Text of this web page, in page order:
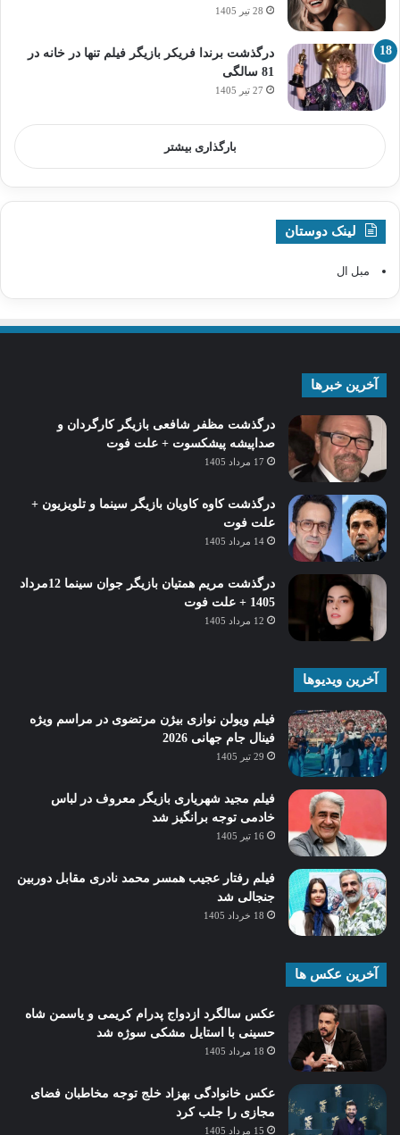
28 تیر 1405
درگذشت برندا فریکر بازیگر فیلم تنها در خانه در
81 سالگی
27 تیر 1405
بارگذاری بیشتر
لینک دوستان
مبل ال
آخرین خبرها
درگذشت مظفر شافعی بازیگر کارگردان و
صداپیشه پیشکسوت + علت فوت
17 مرداد 1405
درگذشت کاوه کاویان بازیگر سینما و تلویزیون +
علت فوت
14 مرداد 1405
درگذشت مریم همتیان بازیگر جوان سینما 12مرداد
1405 + علت فوت
12 مرداد 1405
آخرین ویدیوها
فیلم ویولن نوازی بیژن مرتضوی در مراسم ویژه
فینال جام جهانی 2026
29 تیر 1405
فیلم مجید شهریاری بازیگر معروف در لباس
خادمی توجه برانگیز شد
16 تیر 1405
فیلم رفتار عجیب همسر محمد نادری مقابل دوربین
جنجالی شد
18 خرداد 1405
آخرین عکس ها
عکس سالگرد ازدواج پدرام کریمی و یاسمن شاه‌
حسینی با استایل مشکی سوژه شد
18 مرداد 1405
عکس خانوادگی بهزاد خلج توجه مخاطبان فضای
مجازی را جلب کرد
15 مرداد 1405